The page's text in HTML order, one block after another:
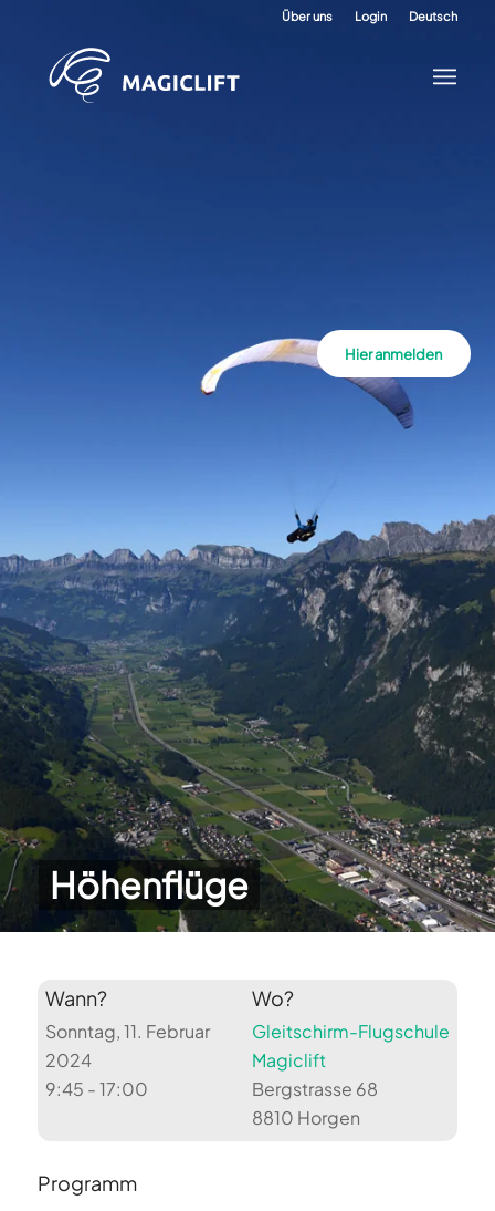
Über uns Login Deutsch
Höhenflüge
Hier anmelden
Wann?
Sonntag, 11. Februar
2024
9:45 - 17:00
Wo?
Gleitschirm-Flugschule
Magiclift
Bergstrasse 68
8810 Horgen
Programm